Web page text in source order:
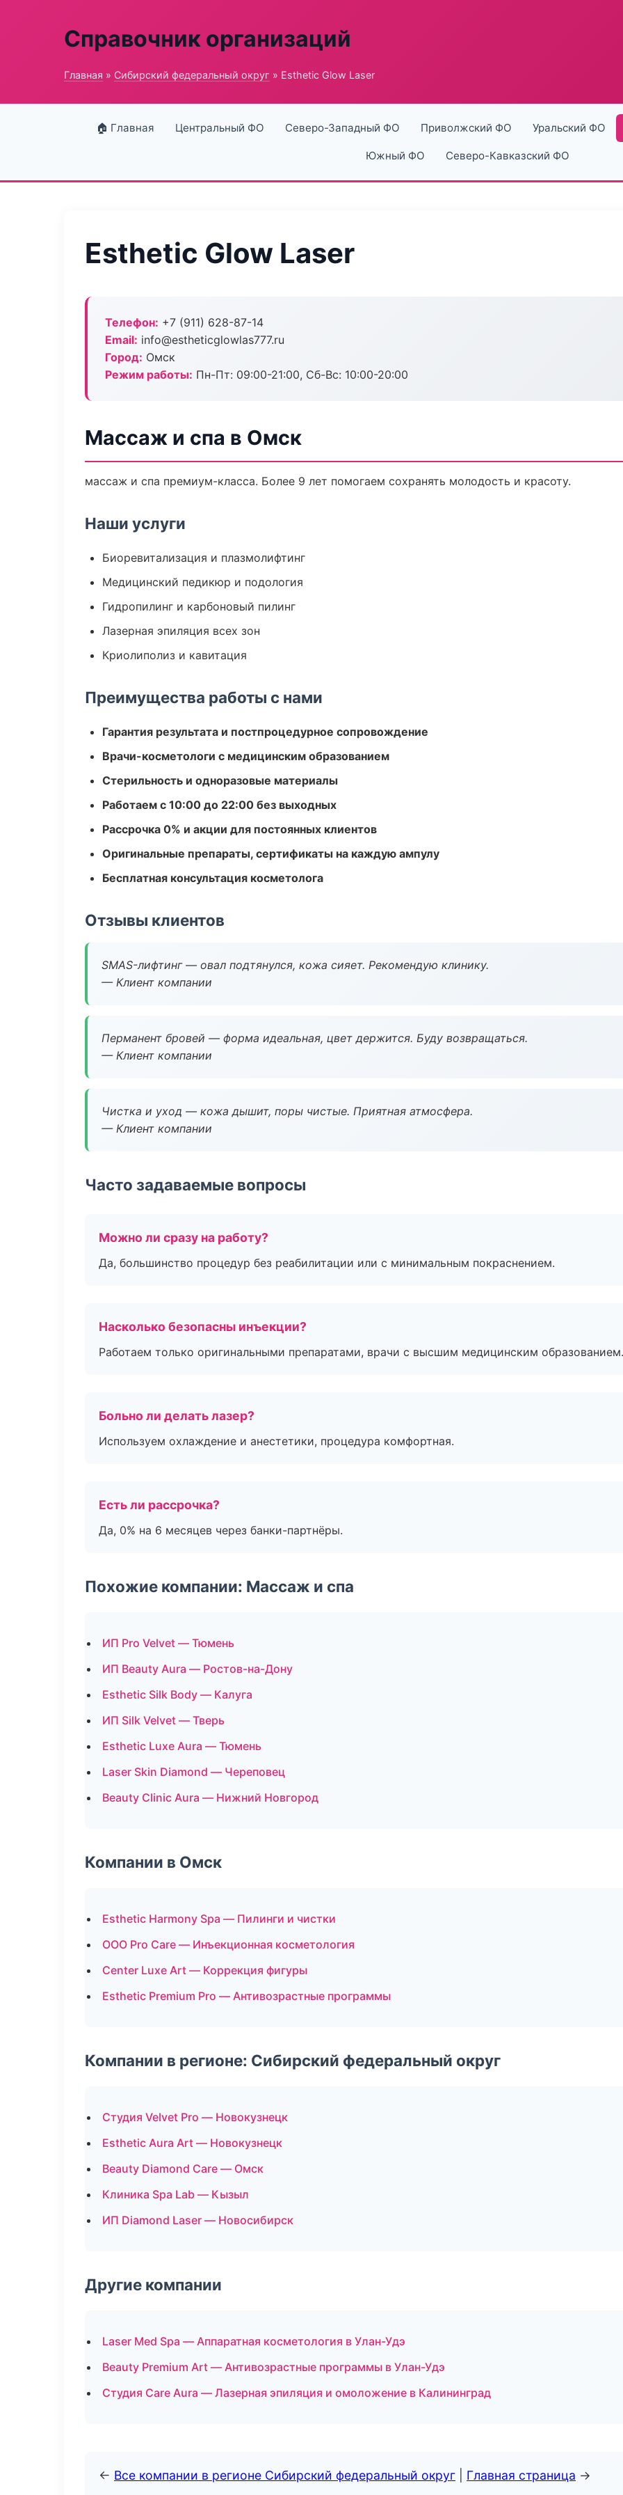
Справочник организаций
Главная » Сибирский федеральный округ » Esthetic Glow Laser
🏠 Главная Центральный ФО Северо-Западный ФО Приволжский ФО Уральский ФО
Южный ФО Северо-Кавказский ФО
Esthetic Glow Laser
Телефон: +7 (911) 628-87-14
Email: info@estheticglowlas777.ru
Город: Омск
Режим работы: Пн-Пт: 09:00-21:00, Сб-Вс: 10:00-20:00
Массаж и спа в Омск
массаж и спа премиум-класса. Более 9 лет помогаем сохранять молодость и красоту.
Наши услуги
Биоревитализация и плазмолифтинг
Медицинский педикюр и подология
Гидропилинг и карбоновый пилинг
Лазерная эпиляция всех зон
Криолиполиз и кавитация
Преимущества работы с нами
Гарантия результата и постпроцедурное сопровождение
Врачи-косметологи с медицинским образованием
Стерильность и одноразовые материалы
Работаем с 10:00 до 22:00 без выходных
Рассрочка 0% и акции для постоянных клиентов
Оригинальные препараты, сертификаты на каждую ампулу
Бесплатная консультация косметолога
Отзывы клиентов
SMAS-лифтинг — овал подтянулся, кожа сияет. Рекомендую клинику.
— Клиент компании
Перманент бровей — форма идеальная, цвет держится. Буду возвращаться.
— Клиент компании
Чистка и уход — кожа дышит, поры чистые. Приятная атмосфера.
— Клиент компании
Часто задаваемые вопросы
Можно ли сразу на работу?
Да, большинство процедур без реабилитации или с минимальным покраснением.
Насколько безопасны инъекции?
Работаем только оригинальными препаратами, врачи с высшим медицинским образованием.
Больно ли делать лазер?
Используем охлаждение и анестетики, процедура комфортная.
Есть ли рассрочка?
Да, 0% на 6 месяцев через банки-партнёры.
Похожие компании: Массаж и спа
ИП Pro Velvet — Тюмень
ИП Beauty Aura — Ростов-на-Дону
Esthetic Silk Body — Калуга
ИП Silk Velvet — Тверь
Esthetic Luxe Aura — Тюмень
Laser Skin Diamond — Череповец
Beauty Clinic Aura — Нижний Новгород
Компании в Омск
Esthetic Harmony Spa — Пилинги и чистки
ООО Pro Care — Инъекционная косметология
Center Luxe Art — Коррекция фигуры
Esthetic Premium Pro — Антивозрастные программы
Компании в регионе: Сибирский федеральный округ
Студия Velvet Pro — Новокузнецк
Esthetic Aura Art — Новокузнецк
Beauty Diamond Care — Омск
Клиника Spa Lab — Кызыл
ИП Diamond Laser — Новосибирск
Другие компании
Laser Med Spa — Аппаратная косметология в Улан-Удэ
Beauty Premium Art — Антивозрастные программы в Улан-Удэ
Студия Care Aura — Лазерная эпиляция и омоложение в Калининград
← Все компании в регионе Сибирский федеральный округ Главная страница →